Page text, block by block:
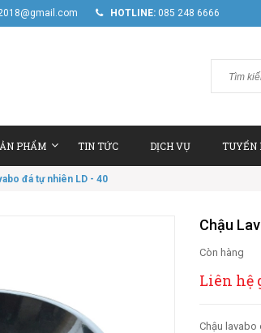
HOTLINE: 085 248 6666
PHẨM TIN TỨC DỊCH VỤ TUYỂN
đá tự nhiên LD - 40
Chậu
Còn hàng
Liên hệ
Chậu lavabo